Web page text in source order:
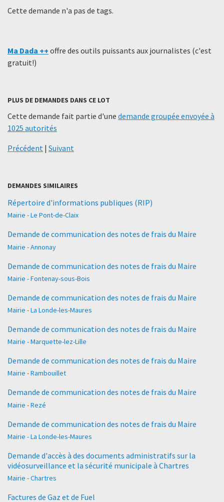
Cette demande n'a pas de tags.
Ma Dada ++ offre des outils puissants aux journalistes (c'est
gratuit!)
PLUS DE DEMANDES DANS CE LOT
Cette demande fait partie d'une demande groupée envoyée à
1025 autorités
Précédent | Suivant
DEMANDES SIMILAIRES
Répertoire d'informations publiques (RIP)
Mairie - Le Pont-de-Claix
Demande de communication des notes de frais du Maire
Mairie - Annonay
Demande de communication des notes de frais du Maire
Mairie - Fontenay-sous-Bois
Demande de communication des notes de frais du Maire
Mairie - La Londe-les-Maures
Demande de communication des notes de frais du Maire
Mairie - Marquette-lez-Lille
Demande de communication des notes de frais du Maire
Mairie - Rambouillet
Demande de communication des notes de frais du Maire
Mairie - Rezé
Demande de communication des notes de frais du Maire
Mairie - La Londe-les-Maures
Demande d'accès à des documents administratifs sur la
vidéosurveillance et la sécurité municipale à Chartres
Mairie - Chartres
Factures de Gaz et de Fuel